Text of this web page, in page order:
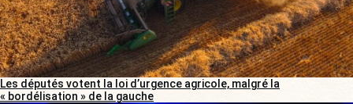
Les députés votent la loi d’urgence agricole, malgré la
« bordélisation » de la gauche